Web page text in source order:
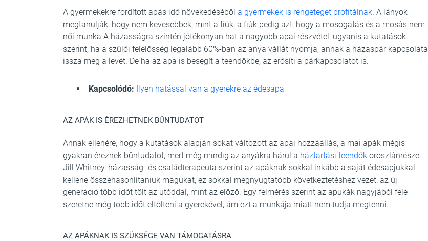
A gyermekekre fordított apás idő növekedéséből a gyermekek is rengeteget profitálnak. A lányok
megtanulják, hogy nem kevesebbek, mint a fiúk, a fiúk pedig azt, hogy a mosogatás és a mosás nem
női munka.A házasságra szintén jótékonyan hat a nagyobb apai részvétel, ugyanis a kutatások
szerint, ha a szülői felelősség legalább 60%-ban az anya vállát nyomja, annak a házaspár kapcsolata
issza meg a levét. De ha az apa is besegít a teendőkbe, az erősíti a párkapcsolatot is.
Kapcsolódó: Ilyen hatással van a gyerekre az édesapa
AZ APÁK IS ÉREZHETNEK BŰNTUDATOT
Annak ellenére, hogy a kutatások alapján sokat változott az apai hozzáállás, a mai apák mégis
gyakran éreznek bűntudatot, mert még mindig az anyákra hárul a háztartási teendők oroszlánrésze.
Jill Whitney, házasság- és családterapeuta szerint az apáknak sokkal inkább a saját édesapjukkal
kellene összehasonlítaniuk magukat, ez sokkal megnyugtatóbb következtetéshez vezet: az új
generáció több időt tölt az utóddal, mint az előző. Egy felmérés szerint az apukák nagyjából fele
szeretne még több időt eltölteni a gyerekével, ám ezt a munkája miatt nem tudja megtenni.
AZ APÁKNAK IS SZÜKSÉGE VAN TÁMOGATÁSRA